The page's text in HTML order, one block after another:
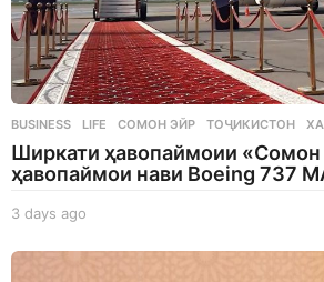
BUSINESS ,LIFE СОМОН ЭЙР ,ТОҶИКИСТОН ,
Ширкати ҳавопаймоии «Сомон
ҳавопаймои нави Boeing 737
3 days ago
a